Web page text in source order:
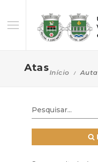
AtasInício